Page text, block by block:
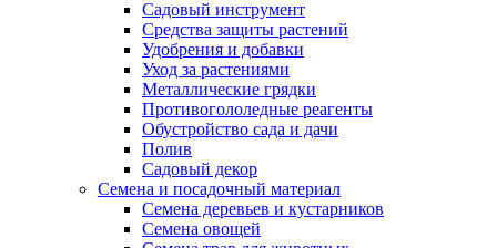
Садовый инструмент
Средства защиты растений
Удобрения и добавки
Уход за растениями
Металлические грядки
Противогололедные реагенты
Обустройство сада и дачи
Полив
Садовый декор
Семена и посадочный материал
Семена деревьев и кустарников
Семена овощей